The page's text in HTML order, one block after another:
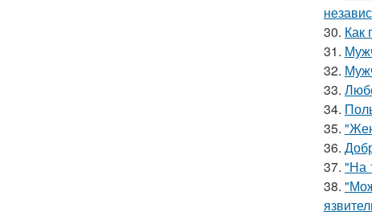
30. Как
31.
32.
33.
34.
35.
36.
37. "На
38.